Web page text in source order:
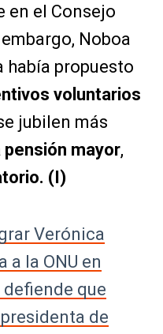
en el Consejo
Noboa
había propuesto
voluntarios
jubilen más
pensión mayor,
(I)
Verónica
a la ONU en
que
de